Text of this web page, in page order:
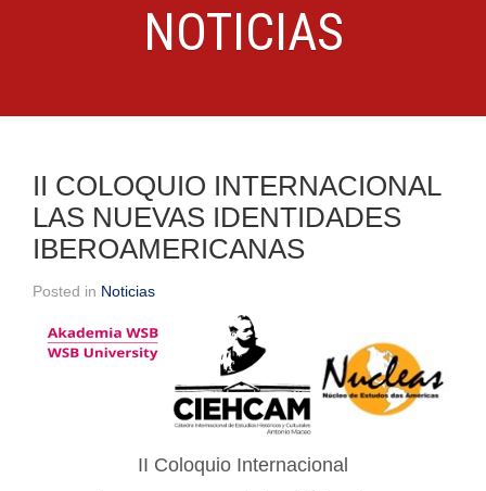
NOTICIAS
II COLOQUIO INTERNACIONAL
LAS NUEVAS IDENTIDADES
IBEROAMERICANAS
Posted in Noticias
II Coloquio Internacional